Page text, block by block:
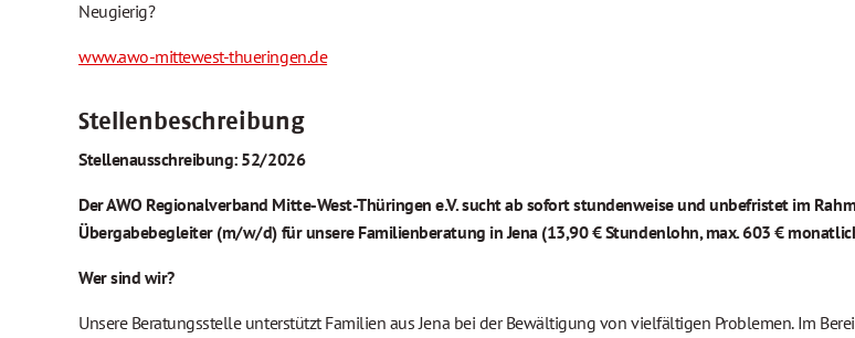
Neugierig?
www.awo-mittewest-thueringen.de
Stellenbeschreibung
Stellenausschreibung: 52/2026
Der AWO Regionalverband Mitte-West-Thüringen e.V. sucht ab sofort stundenweise und unbefristet im
Übergabebegleiter (m/w/d) für unsere Familienberatung in Jena (13,90 € Stundenlohn, max. 603 €
Wer sind wir?
Unsere Beratungsstelle unterstützt Familien aus Jena bei der Bewältigung von vielfältigen Problemen. Im